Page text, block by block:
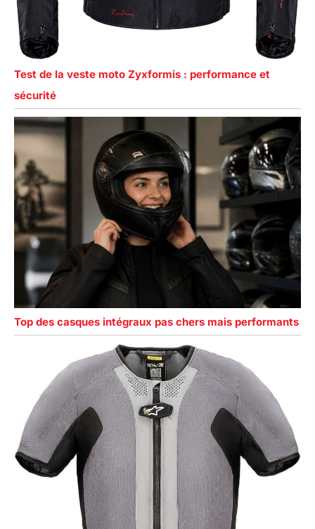
Test de la veste moto Zyxformis : performance et
sécurité
Top des casques intégraux pas chers mais performants